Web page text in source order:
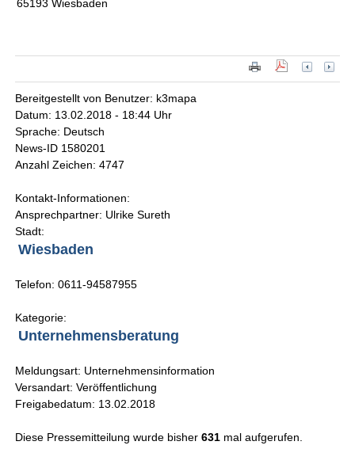
65193 Wiesbaden
Bereitgestellt von Benutzer: k3mapa
Datum: 13.02.2018 - 18:44 Uhr
Sprache: Deutsch
News-ID 1580201
Anzahl Zeichen: 4747
Kontakt-Informationen:
Ansprechpartner: Ulrike Sureth
Stadt:
Wiesbaden
Telefon: 0611-94587955
Kategorie:
Unternehmensberatung
Meldungsart: Unternehmensinformation
Versandart: Veröffentlichung
Freigabedatum: 13.02.2018
Diese Pressemitteilung wurde bisher631 mal aufgerufen.